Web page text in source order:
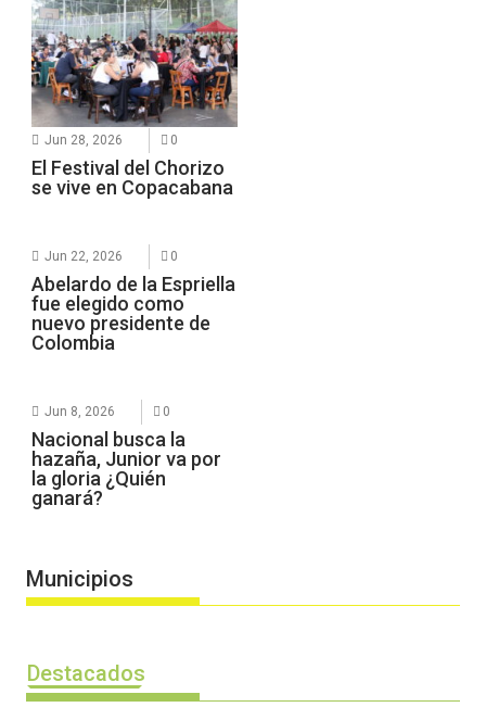
Jun 28, 2026 0
El Festival del Chorizo
se vive en Copacabana
Jun 22, 2026 0
Abelardo de la Espriella
fue elegido como
nuevo presidente de
Colombia
Jun 8, 2026 0
Nacional busca la
hazaña, Junior va por
la gloria ¿Quién
ganará?
Municipios
Destacados